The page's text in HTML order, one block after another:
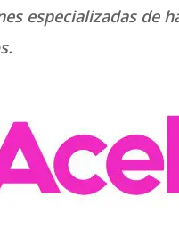
especializadas de